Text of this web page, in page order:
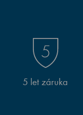
5 let záruka